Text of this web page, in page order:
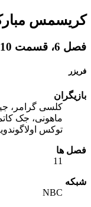
کریسمس
فصل 6، قسمت 10 فریزر
فریزر
بازیگران
کلسی گرامر،
ماهونی، جک
توکس
فصل ها
11
شبکه
NBC